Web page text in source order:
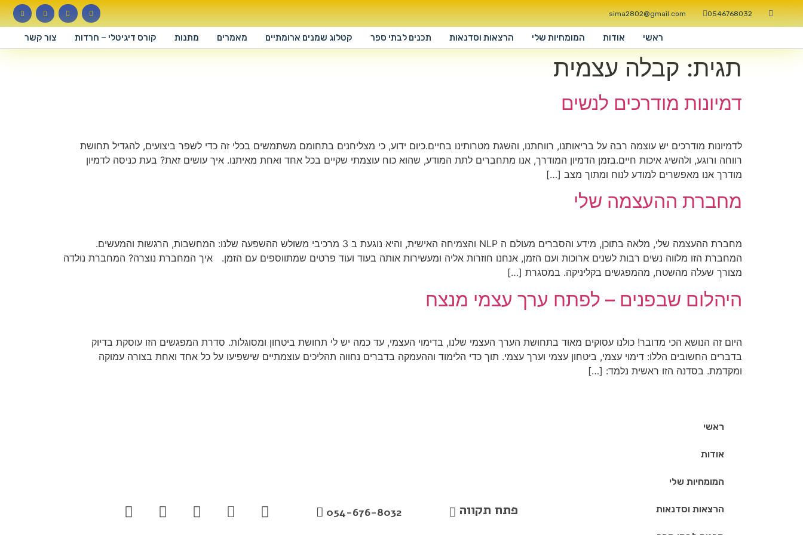
0546768032
sima2802@gmail.com
ראשי אודות המומחיות שלי הרצאות וסדנאות תכנים לבתי ספר קטלוג שמנים ארומתיים מאמרים מתנות קורס דיגיטלי – חרדות צור קשר
תגית:קבלה עצמית
דמיונות מודרכים לנשים
לדמיונות מודרכים יש עוצמה רבה על בריאותנו, רווחתנו, והשגת מטרותינו בחיים.כיום ידוע, כי מצליחנים בתחומם משתמשים בכלי זה כדי לשפר ביצועים, להגדיל תחושת
רווחה ורוגע, ולהשיג איכות חיים.בזמן הדמיון המודרך, אנו מתחברים לתת המודע, שהוא כוח עוצמתי שקיים בכל אחד ואחת מאיתנו. איך עושים זאת? בעת כניסה לדמיון
מודרך אנו מאפשרים למודע לנוח ומתוך מצב […]
מחברת ההעצמה שלי
מחברת ההעצמה שלי, מלאה בתוכן, מידע והסברים מעולם ה NLP והצמיחה האישית, והיא נוגעת ב 3 מרכיבי משולש ההשפעה שלנו: המחשבות, הרגשות והמעשים.
המחברת הזו מלווה נשים רבות לשנים ארוכות ועם הזמן, אנחנו חוזרות אליה ומעשירות אותה בעוד ועוד פרטים שמתווספים עם הזמן. איך המחברת נוצרה? המחברת נולדה
מצורך שעלה מהשטח, מהמפגשים בקליניקה. במסגרת […]
היהלום שבפנים – לפתח ערך עצמי מנצח
היום זה הנושא הכי מדובר! כולנו עסוקים מאוד בתחושת הערך העצמי שלנו, בדימוי העצמי, עד כמה יש לי תחושת ביטחון ומסוגלות. סדרת המפגשים הזו עוסקת בדיוק
בדברים החשובים הללו: דימוי עצמי, ביטחון עצמי וערך עצמי. תוך כדי הלימוד וההעמקה בדברים נחווה תהליכים עוצמתיים שישפיעו על כל אחד ואחת בצורה עמוקה
ומקדמת. בסדנה הזו ראשית נלמד: […]
ראשי
אודות
המומחיות שלי
הרצאות וסדנאות פתח תקווה 054-676-8032